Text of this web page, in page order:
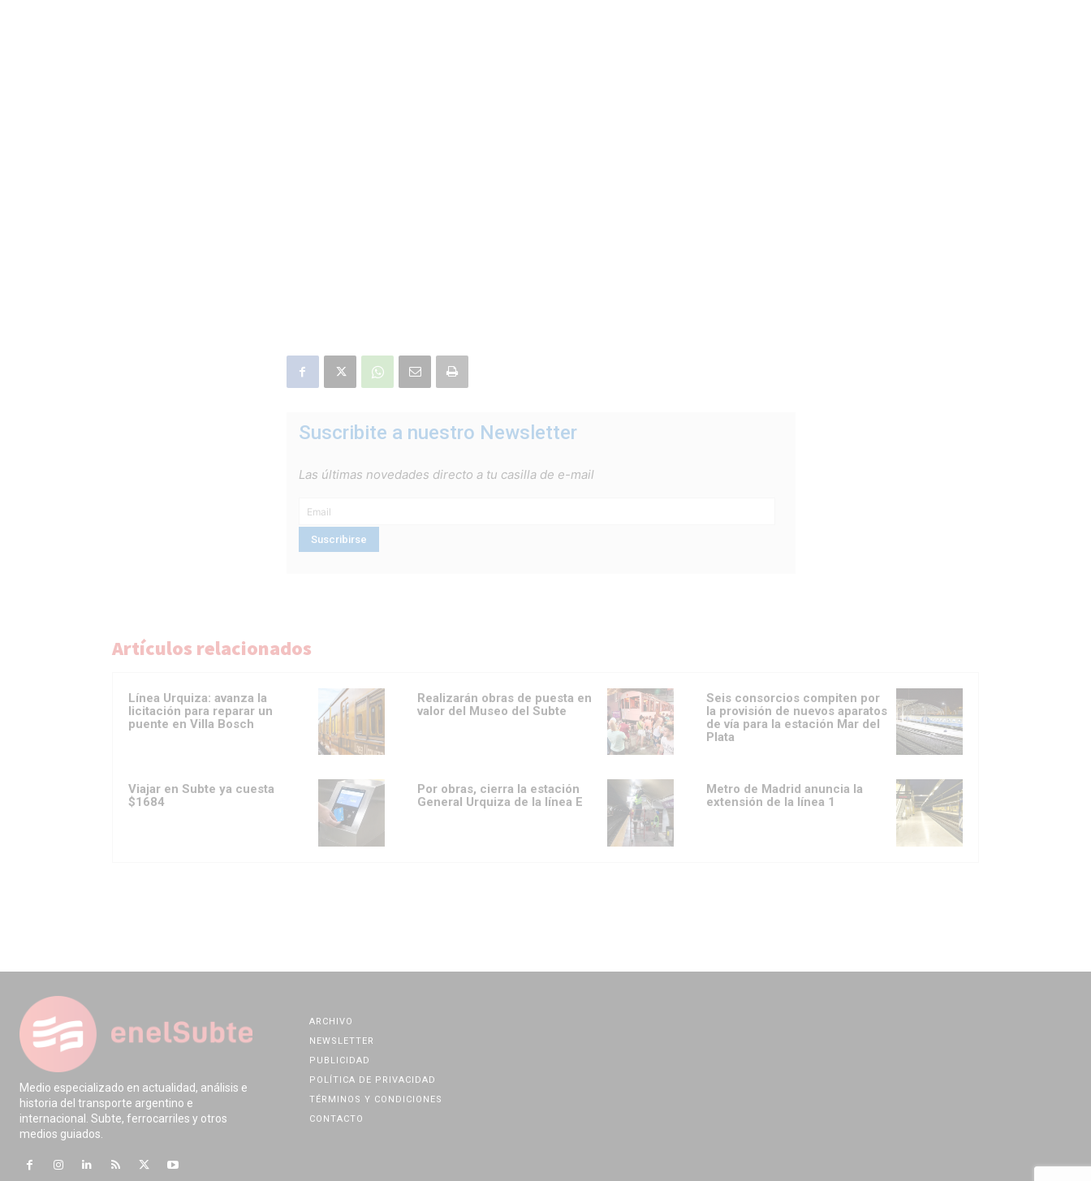
Suscribite a nuestro Newsletter
Las últimas novedades directo a tu casilla de e-mail
Artículos relacionados
Línea Urquiza: avanza la
licitación para reparar un
puente en Villa Bosch
Realizarán obras de puesta en
valor del Museo del Subte
Seis consorcios compiten por
la provisión de nuevos aparatos
de vía para la estación Mar del
Plata
Viajar en Subte ya cuesta
$1684
Por obras, cierra la estación
General Urquiza de la línea E
Metro de Madrid anuncia la
extensión de la línea 1
Medio especializado en actualidad, análisis e
historia del transporte argentino e
internacional. Subte, ferrocarriles y otros
medios guiados.
ARCHIVO
NEWSLETTER
PUBLICIDAD
POLÍTICA DE PRIVACIDAD
TÉRMINOS Y CONDICIONES
CONTACTO